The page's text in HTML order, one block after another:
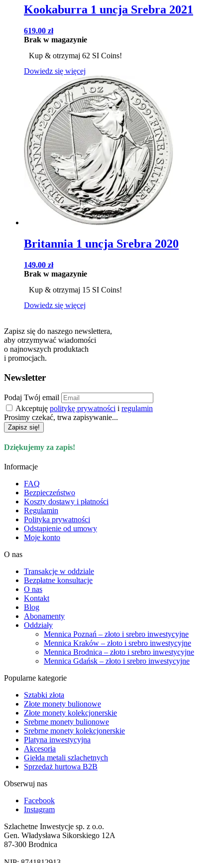
Kookaburra 1 uncja Srebra 2021
619.00 zł
Brak w magazynie
Kup & otrzymaj 62 SI Coins!
Dowiedz się więcej
Britannia 1 uncja Srebra 2020
149.00 zł
Brak w magazynie
Kup & otrzymaj 15 SI Coins!
Dowiedz się więcej
Zapisz się do naszego newslettera,
aby otrzymywać wiadomości
o najnowszych produktach
i promocjach.
Newsletter
Podaj Twój email
Akceptuję politykę prywatności i regulamin
Prosimy czekać, trwa zapisywanie...
Zapisz się!
Dziękujemy za zapis!
Informacje
FAQ
Bezpieczeństwo
Koszty dostawy i płatności
Regulamin
Polityka prywatności
Odstąpienie od umowy
Moje konto
O nas
Transakcje w oddziale
Bezpłatne konsultacje
O nas
Kontakt
Blog
Abonamenty
Oddziały
Mennica Poznań – złoto i srebro inwestycyjne
Mennica Kraków – złoto i srebro inwestycyjne
Mennica Brodnica – złoto i srebro inwestycyjne
Mennica Gdańsk – złoto i srebro inwestycyjne
Popularne kategorie
Sztabki złota
Złote monety bulionowe
Złote monety kolekcjonerskie
Srebrne monety bulionowe
Srebrne monety kolekcjonerskie
Platyna inwestycyjna
Akcesoria
Giełda metali szlachetnych
Sprzedaż hurtowa B2B
Obserwuj nas
Facebook
Instagram
Szlachetne Inwestycje sp. z o.o.
Gen. Władysława Sikorskiego 12A
87-300 Brodnica